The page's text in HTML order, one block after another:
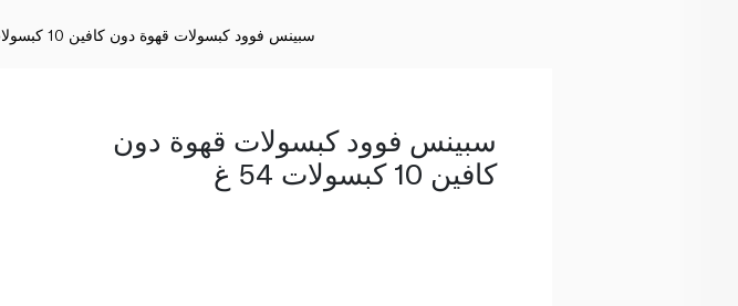
سبينس فوود كبسولات قهوة دون كافين 10 كبسولات 54 غ
سبينس فوود كبسولات قهوة دون
كافين 10 كبسولات 54 غ